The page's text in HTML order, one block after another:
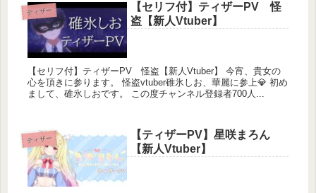
ティザー
【セリフ付】ティザーPV 怪
盗【新人Vtuber】
【セリフ付】ティザーPV 怪盗【新人Vtuber】 今宵、貴女の
心を頂きに参ります。 怪盗vtuber碓氷しお、華麗に参上💎 初め
まして、碓氷しおです。 この度チャンネル登録者700人...
ティザー
【ティザーPV】星咲まろん
【新人Vtuber】